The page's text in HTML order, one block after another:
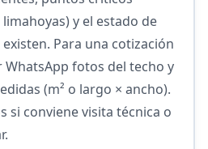
y el estado de
Para una cotización
fotos del techo y
(m² o largo × ancho).
si conviene visita técnica o